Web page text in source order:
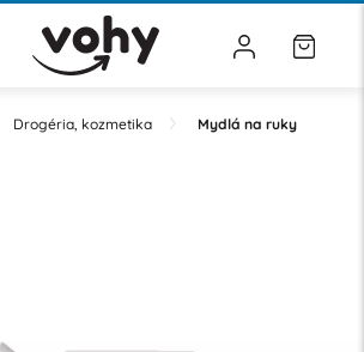
Drogéria, kozmetika Mydlá na ruky